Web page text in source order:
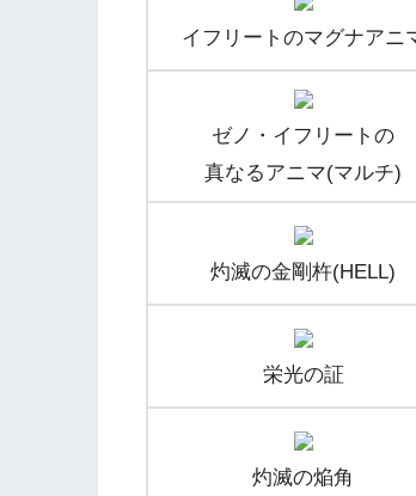
イフリートのマグナアニ
ゼノ・イフリートの
真なるアニマ(マルチ)
灼滅の金剛杵(HELL)
栄光の証
灼滅の焔角